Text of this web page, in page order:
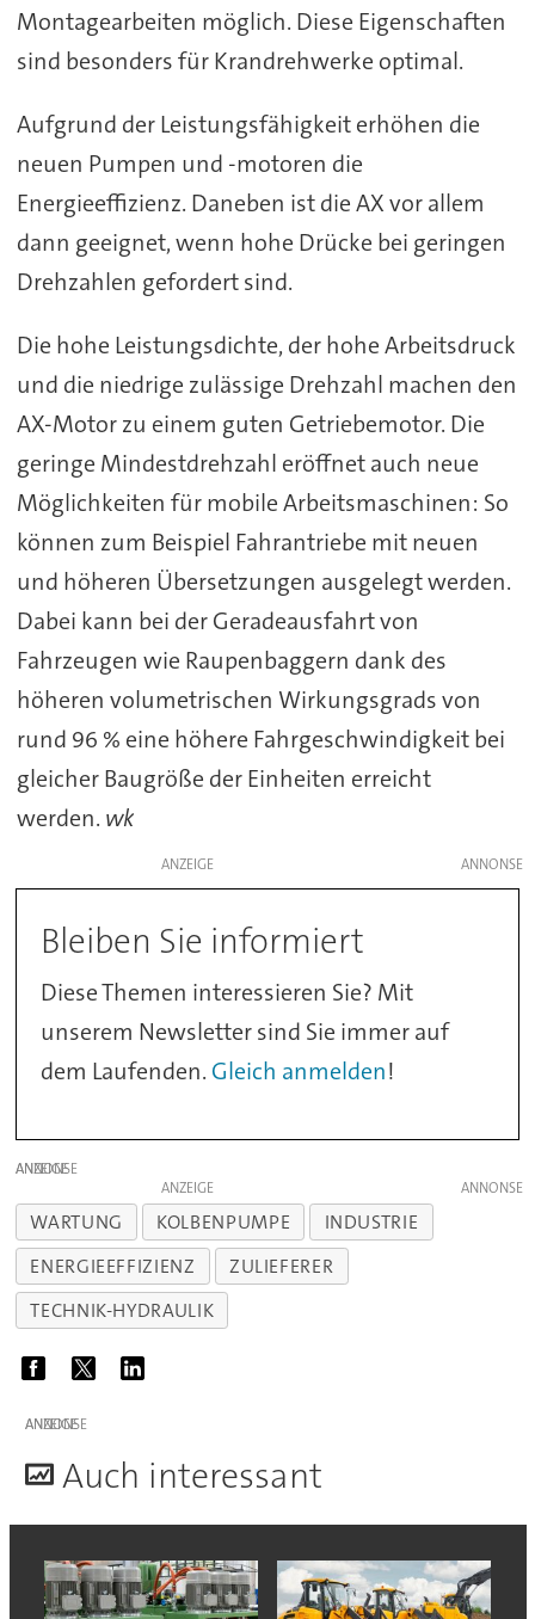
Montagearbeiten möglich. Diese Eigenschaften
sind besonders für Krandrehwerke optimal.
Aufgrund der Leistungsfähigkeit erhöhen die
neuen Pumpen und -motoren die
Energieeffizienz. Daneben ist die AX vor allem
dann geeignet, wenn hohe Drücke bei geringen
Drehzahlen gefordert sind.
Die hohe Leistungsdichte, der hohe Arbeitsdruck
und die niedrige zulässige Drehzahl machen den
AX-Motor zu einem guten Getriebemotor. Die
geringe Mindestdrehzahl eröffnet auch neue
Möglichkeiten für mobile Arbeitsmaschinen: So
können zum Beispiel Fahrantriebe mit neuen
und höheren Übersetzungen ausgelegt werden.
Dabei kann bei der Geradeausfahrt von
Fahrzeugen wie Raupenbaggern dank des
höheren volumetrischen Wirkungsgrads von
rund 96 % eine höhere Fahrgeschwindigkeit bei
gleicher Baugröße der Einheiten erreicht
werden. wk
ANZEIGE
Bleiben Sie informiert
Diese Themen interessieren Sie? Mit
unserem Newsletter sind Sie immer auf
dem Laufenden. Gleich anmelden!
ANZEIGE
ANZEIGE
WARTUNG KOLBENPUMPE
INDUSTRIE
ENERGIEEFFIZIENZ
ZULIEFERER
TECHNIK-HYDRAULIK
ANZEIGE
Auch interessant